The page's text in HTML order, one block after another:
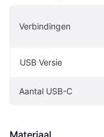
Verbindingen
USB Versie
Aantal USB-C